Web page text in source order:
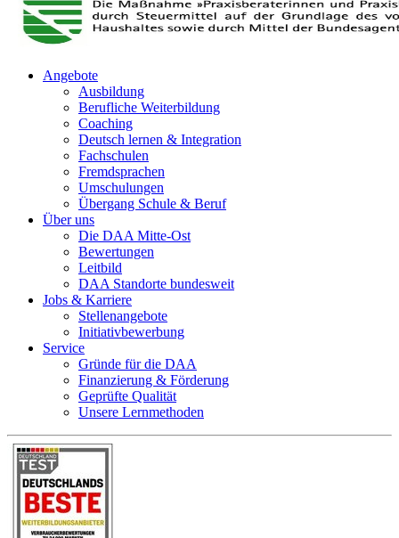
Angebote
Ausbildung
Berufliche Weiterbildung
Coaching
Deutsch lernen & Integration
Fachschulen
Fremdsprachen
Umschulungen
Übergang Schule & Beruf
Über uns
Die DAA Mitte-Ost
Bewertungen
Leitbild
DAA Standorte bundesweit
Jobs & Karriere
Stellenangebote
Initiativbewerbung
Service
Gründe für die DAA
Finanzierung & Förderung
Geprüfte Qualität
Unsere Lernmethoden